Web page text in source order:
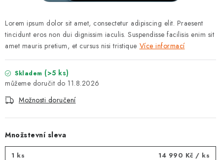
Lorem ipsum dolor sit amet, consectetur adipiscing elit. Praesent
tincidunt eros non dui dignissim iaculis. Suspendisse facilisis enim sit
amet mauris pretium, et cursus nisi tristique Více informací
Skladem (>5 ks)
11.8.2026
Možnosti doručení
Množstevní sleva
1 ks 14 990 Kč / ks